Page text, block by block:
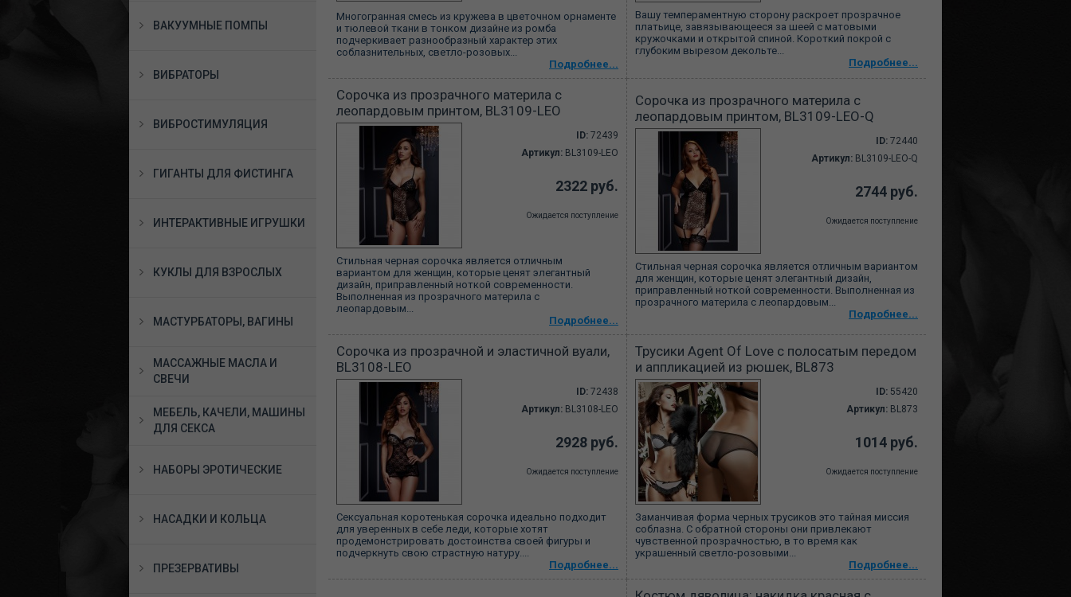
ВАКУУМНЫЕ ПОМПЫ
ВИБРАТОРЫ
ВИБРОСТИМУЛЯЦИЯ
ГИГАНТЫ ДЛЯ ФИСТИНГА
ИНТЕРАКТИВНЫЕ ИГРУШКИ
КУКЛЫ ДЛЯ ВЗРОСЛЫХ
МАСТУРБАТОРЫ, ВАГИНЫ
МАССАЖНЫЕ МАСЛА И
СВЕЧИ
МЕБЕЛЬ, КАЧЕЛИ, МАШИНЫ
ДЛЯ СЕКСА
НАБОРЫ ЭРОТИЧЕСКИЕ
НАСАДКИ И КОЛЬЦА
ПРЕЗЕРВАТИВЫ
Многогранная смесь из кружева в цветочном орнаменте
и тюлевой ткани в тонком дизайне из ромба
подчеркивает разнообразный характер этих
соблазнительных, светло-розовых...
Подробнее...
Вашу темпераментную сторону раскроет прозрачное
платьице, завязывающееся за шеей c матовыми
кружочками и открытой спиной. Короткий покрой с
глубоким вырезом декольте...
Подробнее...
Сорочка из прозрачного материла с
леопардовым принтом, BL3109-LEO
ID: 72439
Артикул: BL3109-LEO
2322 руб.
Ожидается поступление
Стильная черная сорочка является отличным
вариантом для женщин, которые ценят элегантный
дизайн, приправленный ноткой современности.
Выполненная из прозрачного материла с
леопардовым...
Подробнее...
Сорочка из прозрачного материла с
леопардовым принтом, BL3109-LEO-Q
ID: 72440
Артикул: BL3109-LEO-Q
2744 руб.
Ожидается поступление
Стильная черная сорочка является отличным вариантом
для женщин, которые ценят элегантный дизайн,
приправленный ноткой современности. Выполненная из
прозрачного материла с леопардовым...
Подробнее...
Сорочка из прозрачной и эластичной вуали,
BL3108-LEO
ID: 72438
Артикул: BL3108-LEO
2928 руб.
Ожидается поступление
Сексуальная коротенькая сорочка идеально подходит
для уверенных в себе леди, которые хотят
продемонстрировать достоинства своей фигуры и
подчеркнуть свою страстную натуру....
Подробнее...
Трусики Agent Of Love с полосатым передом
и аппликацией из рюшек, BL873
ID: 55420
Артикул: BL873
1014 руб.
Ожидается поступление
Заманчивая форма черных трусиков это тайная миссия
соблазна. С обратной стороны они привлекают
чувственной прозрачностью, в то время как
украшенный светло-розовыми...
Подробнее...